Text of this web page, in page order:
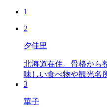
1
2
夕佳里
北海道在住。骨格から
味しい食べ物や観光名
3
華子